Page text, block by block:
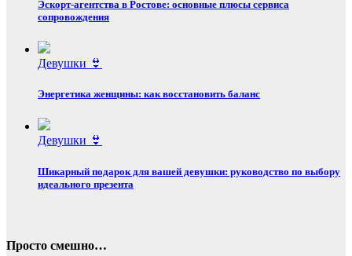
Эскорт‑агентства в Ростове: основные плюсы сервиса
сопровождения
Девушки 👙
Энергетика женщины: как восстановить баланс
Девушки 👙
Шикарный подарок для вашей девушки: руководство по выбору
идеального презента
Просто смешно…